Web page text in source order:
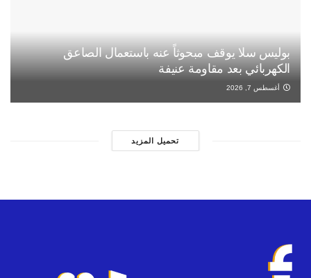
بوليس سلا يوقف مبحوثاً عنه باستعمال الصاعق
الكهربائي بعد مقاومة عنيفة
أغسطس 7, 2026
تحميل المزيد